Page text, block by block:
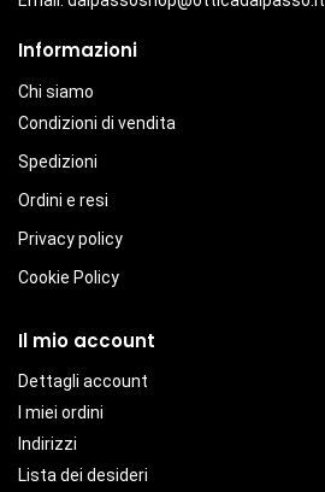
Informazioni
Chi siamo
Condizioni di vendita
Spedizioni
Ordini e resi
Privacy policy
Cookie Policy
Il mio account
Dettagli account
I miei ordini
Indirizzi
Lista dei desideri